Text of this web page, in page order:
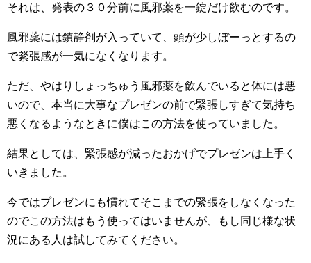
それは、発表の３０分前に風邪薬を一錠だけ飲むのです。
風邪薬には鎮静剤が入っていて、頭が少しぼーっとするの
で緊張感が一気になくなります。
ただ、やはりしょっちゅう風邪薬を飲んでいると体には悪
いので、本当に大事なプレゼンの前で緊張しすぎて気持ち
悪くなるようなときに僕はこの方法を使っていました。
結果としては、緊張感が減ったおかげでプレゼンは上手く
いきました。
今ではプレゼンにも慣れてそこまでの緊張をしなくなった
のでこの方法はもう使ってはいませんが、もし同じ様な状
況にある人は試してみてください。